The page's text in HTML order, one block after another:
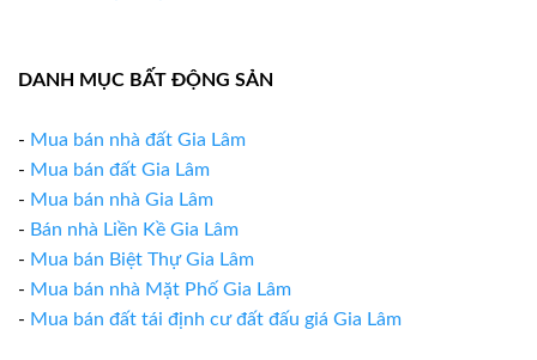
DANH MỤC BẤT ĐỘNG SẢN
- Mua bán nhà đất Gia Lâm
- Mua bán đất Gia Lâm
- Mua bán nhà Gia Lâm
- Bán nhà Liền Kề Gia Lâm
- Mua bán Biệt Thự Gia Lâm
- Mua bán nhà Mặt Phố Gia Lâm
- Mua bán đất tái định cư đất đấu giá Gia Lâm